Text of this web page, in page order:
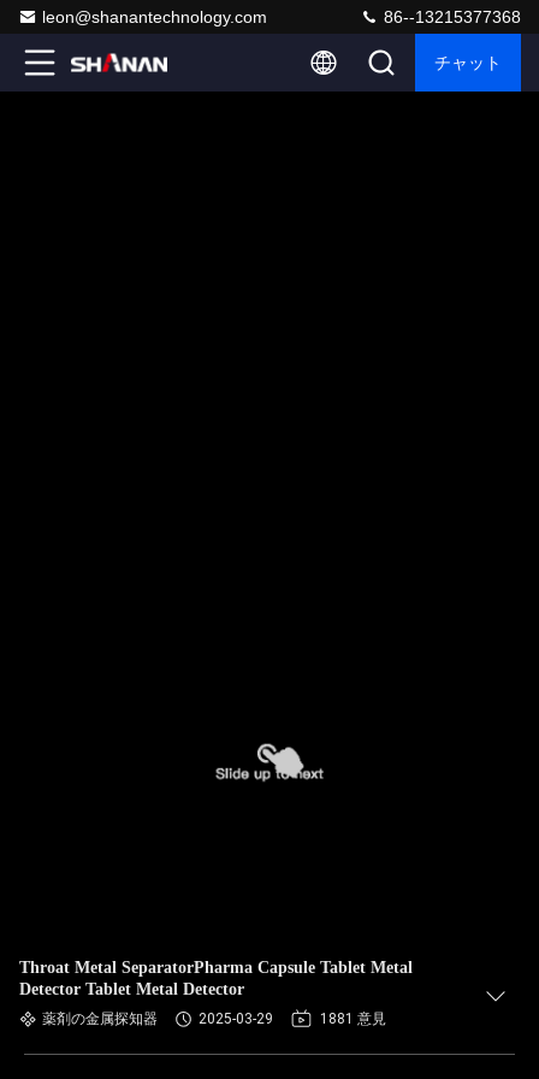
leon@shanantechnology.com 86--13215377368
チャット
Throat Metal SeparatorPharma Capsule Tablet Metal
Detector Tablet Metal Detector
薬剤の金属探知器 2025-03-29 1881 意見